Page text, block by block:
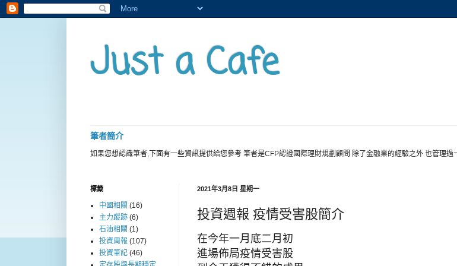
Just a Cafe
筆者簡介
如果您想認識筆者,下面有一些資訊提供給您參考 筆者是CFP認證國際理財規劃顧問 除了金融業的經驗之外 也管理過
2021年3月8日 星期一
投資週報 疫情受害股簡介
在今年一月底二月初
進場佈局疫情受害股
標籤
中國相關 (16)
主力蹤跡 (6)
石油相關 (1)
投資周報 (107)
投資筆記 (46)